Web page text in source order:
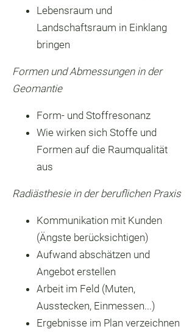
Lebensraum und
Landschaftsraum in Einklang
bringen
Formen und Abmessungen in der
Geomantie
Form- und Stoffresonanz
Wie wirken sich Stoffe und
Formen auf die Raumqualität
aus
Radiästhesie in der beruflichen Praxis
Kommunikation mit Kunden
(Ängste berücksichtigen)
Aufwand abschätzen und
Angebot erstellen
Arbeit im Feld (Muten,
Ausstecken, Einmessen...)
Ergebnisse im Plan verzeichnen